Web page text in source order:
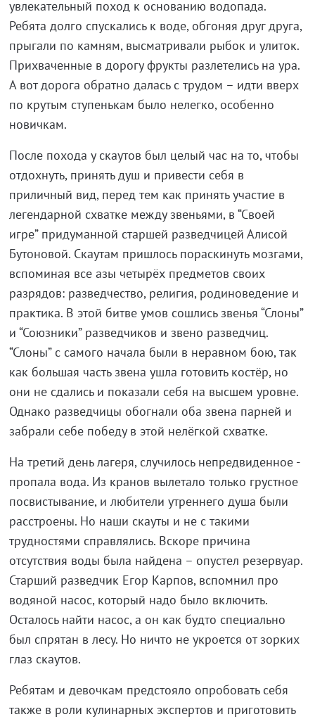
увлекательный поход к основанию водопада.
Ребята долго спускались к воде, обгоняя друг друга,
прыгали по камням, высматривали рыбок и улиток.
Прихваченные в дорогу фрукты разлетелись на ура.
А вот дорога обратно далась с трудом – идти вверх
по крутым ступенькам было нелегко, особенно
новичкам.
После похода у скаутов был целый час на то, чтобы
отдохнуть, принять душ и привести себя в
приличный вид, перед тем как принять участие в
легендарной схватке между звеньями, в “Своей
игре” придуманной старшей разведчицей Алисой
Бутоновой. Скаутам пришлось пораскинуть мозгами,
вспоминая все азы четырёх предметов своих
разрядов: разведчество, религия, родиноведение и
практика. В этой битве умов сошлись звенья “Слоны”
и “Союзники” разведчиков и звено разведчиц.
“Слоны” с самого начала были в неравном бою, так
как большая часть звена ушла готовить костёр, но
они не сдались и показали себя на высшем уровне.
Однако разведчицы обогнали оба звена парней и
забрали себе победу в этой нелёгкой схватке.
На третий день лагеря, случилось непредвиденное -
пропала вода. Из кранов вылетало только грустное
посвистывание, и любители утреннего душа были
расстроены. Но наши скауты и не с такими
трудностями справлялись. Вскоре причина
отсутствия воды была найдена – опустел резервуар.
Старший разведчик Егор Карпов, вспомнил про
водяной насос, который надо было включить.
Осталось найти насос, а он как будто специально
был спрятан в лесу. Но ничто не укроется от зорких
глаз скаутов.
Ребятам и девочкам предстояло опробовать себя
также в роли кулинарных экспертов и приготовить